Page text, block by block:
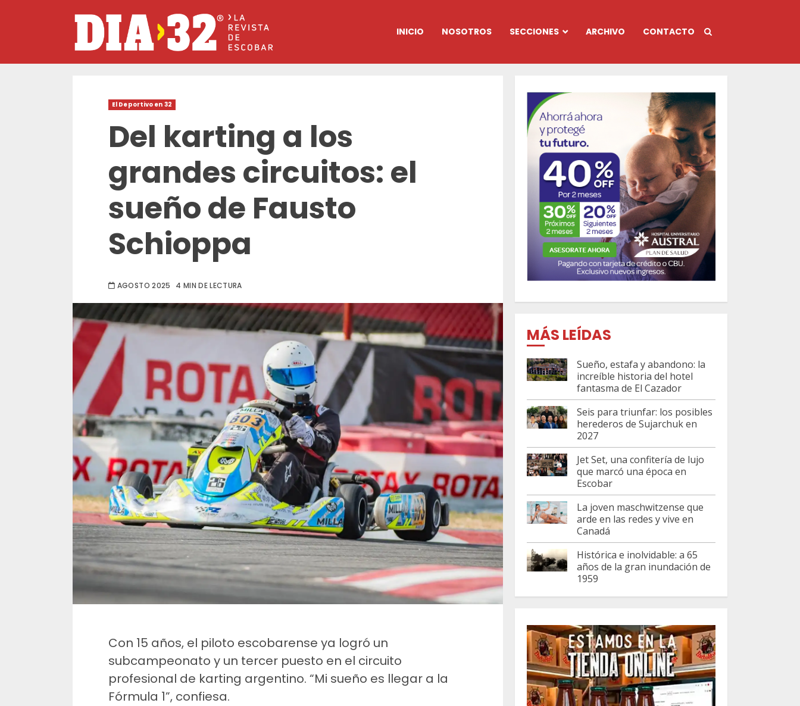
INICIO NOSOTROS SECCIONES ARCHIVO CONTACTO
El Deportivo en 32
Del karting a los
grandes circuitos: el
sueño de Fausto
Schioppa
AGOSTO 2025 4 MIN DE LECTURA
Con 15 años, el piloto escobarense ya logró un
subcampeonato y un tercer puesto en el circuito
profesional de karting argentino. “Mi sueño es llegar a la
Fórmula 1”, confiesa.
MÁS LEÍDAS
Sueño, estafa y abandono: la
increíble historia del hotel
fantasma de El Cazador
Seis para triunfar: los posibles
herederos de Sujarchuk en
2027
Jet Set, una confitería de lujo
que marcó una época en
Escobar
La joven maschwitzense que
arde en las redes y vive en
Canadá
Histórica e inolvidable: a 65
años de la gran inundación de
1959